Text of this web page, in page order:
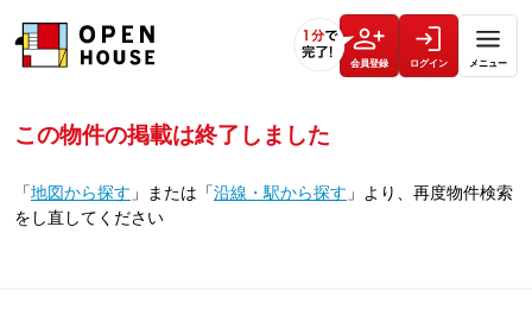
会員登録 ログイン メニュー
この物件の掲載は終了しました
「地図から探す 」 または 「沿線・駅から探す 」 より、再度物件検索
をし直してください